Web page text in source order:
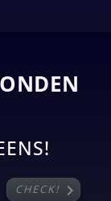
CHECK! chevron_right